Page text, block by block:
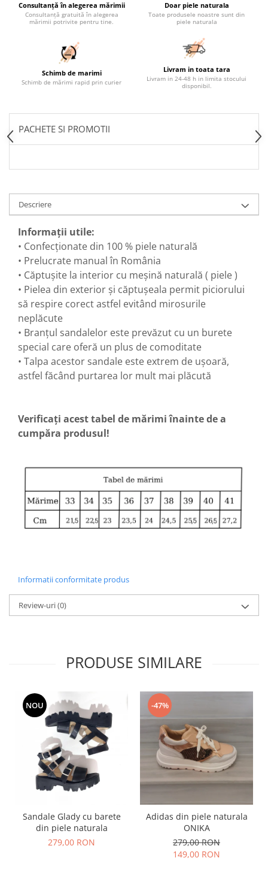
Consultanță în alegerea mărimii
Consultanță gratuită în alegerea
mărimii potrivite pentru tine.
Doar piele naturala
Toate produsele noastre sunt din
piele naturala
Schimb de marimi
Schimb de mărimi rapid prin curier
Livram in toata tara
Livram in 24-48 h in limita stocului
disponibil.
PACHETE SI PROMOTII
Descriere
Informații utile:
• Confecționate din 100 % piele naturală
• Prelucrate manual în România
• Căptușite la interior cu meșină naturală ( piele )
• Pielea din exterior și căptușeala permit piciorului
să respire corect astfel evitând mirosurile
neplăcute
• Branțul sandalelor este prevăzut cu un burete
special care oferă un plus de comoditate
• Talpa acestor sandale este extrem de ușoară,
astfel făcând purtarea lor mult mai plăcută
Verificați acest tabel de mărimi înainte de a
cumpăra produsul!
Informatii conformitate produs
Review-uri(0)
PRODUSE SIMILARE
NOU
Sandale Glady cu barete
din piele naturala
279,00 RON
-47%
Adidas din piele naturala
ONIKA
279,00 RON
149,00 RON